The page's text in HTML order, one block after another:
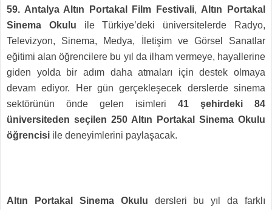
59. Antalya Altın Portakal Film Festivali, Altın Portakal
Sinema Okulu ile Türkiye’deki üniversitelerde Radyo,
Televizyon, Sinema, Medya, İletişim ve Görsel Sanatlar
eğitimi alan öğrencilere bu yıl da ilham vermeye, hayallerine
giden yolda bir adım daha atmaları için destek olmaya
devam ediyor. Her gün gerçekleşecek derslerde sinema
sektörünün önde gelen isimleri 41 şehirdeki 84
üniversiteden seçilen 250 Altın Portakal Sinema Okulu
öğrencisi ile deneyimlerini paylaşacak.
Altın Portakal Sinema Okulu dersleri bu yıl da farklı